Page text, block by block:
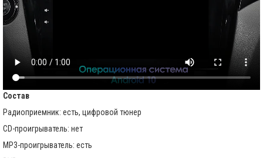
Состав
Радиоприемник: есть, цифровой тюнер
CD-проигрыватель: нет
MP3-проигрыватель: есть